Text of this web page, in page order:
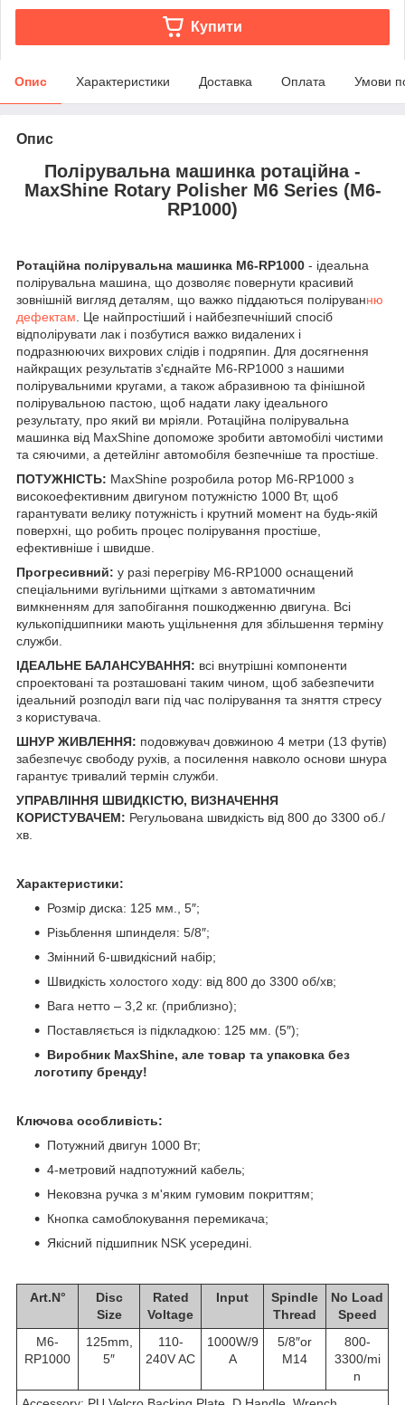
Купити
Опис Характеристики Доставка Оплата Умови
Опис
Полірувальна машинка ротаційна -
MaxShine Rotary Polisher M6 Series (M6-
RP1000)
Ротаційна полірувальна машинка M6-RP1000 - ідеальна
полірувальна машина, що дозволяє повернути красивий
зовнішній вигляд деталям, що важко піддаються поліруванню
дефектам. Це найпростіший і найбезпечніший спосіб
відполірувати лак і позбутися важко видалених і
подразнюючих вихрових слідів і подряпин. Для досягнення
найкращих результатів з'єднайте M6-RP1000 з нашими
полірувальними кругами, а також абразивною та фінішной
полірувальною пастою, щоб надати лаку ідеального
результату, про який ви мріяли. Ротаційна полірувальна
машинка від MaxShine допоможе зробити автомобілі чистими
та сяючими, а детейлінг автомобіля безпечніше та простіше.
ПОТУЖНІСТЬ: MaxShine розробила ротор M6-RP1000 з
високоефективним двигуном потужністю 1000 Вт, щоб
гарантувати велику потужність і крутний момент на будь-якій
поверхні, що робить процес полірування простіше,
ефективніше і швидше.
Прогресивний: у разі перегріву M6-RP1000 оснащений
спеціальними вугільними щітками з автоматичним
вимкненням для запобігання пошкодженню двигуна. Всі
кулькопідшипники мають ущільнення для збільшення терміну
служби.
ІДЕАЛЬНЕ БАЛАНСУВАННЯ: всі внутрішні компоненти
спроектовані та розташовані таким чином, щоб забезпечити
ідеальний розподіл ваги під час полірування та зняття стресу
з користувача.
ШНУР ЖИВЛЕННЯ: подовжувач довжиною 4 метри (13 футів)
забезпечує свободу рухів, а посилення навколо основи шнура
гарантує тривалий термін служби.
УПРАВЛІННЯ ШВИДКІСТЮ, ВИЗНАЧЕННЯ
КОРИСТУВАЧЕМ: Регульована швидкість від 800 до 3300 об./
хв.
Характеристики:
Розмір диска: 125 мм., 5″;
Різьблення шпинделя: 5/8″;
Змінний 6-швидкісний набір;
Швидкість холостого ходу: від 800 до 3300 об/хв;
Вага нетто – 3,2 кг. (приблизно);
Поставляється із підкладкою: 125 мм. (5″);
Виробник MaxShine, але товар та упаковка без
логотипу бренду!
Ключова особливість:
Потужний двигун 1000 Вт;
4-метровий надпотужний кабель;
Нековзна ручка з м'яким гумовим покриттям;
Кнопка самоблокування перемикача;
Якісний підшипник NSK усередині.
Art.N°
Disc
Size
Rated
Voltage
Input
Spindle
Thread
No Load
Speed
M6-
RP1000
125mm,
5″
110-
240V AC
1000W/9
A
5/8″or
M14
800-
3300/mi
n